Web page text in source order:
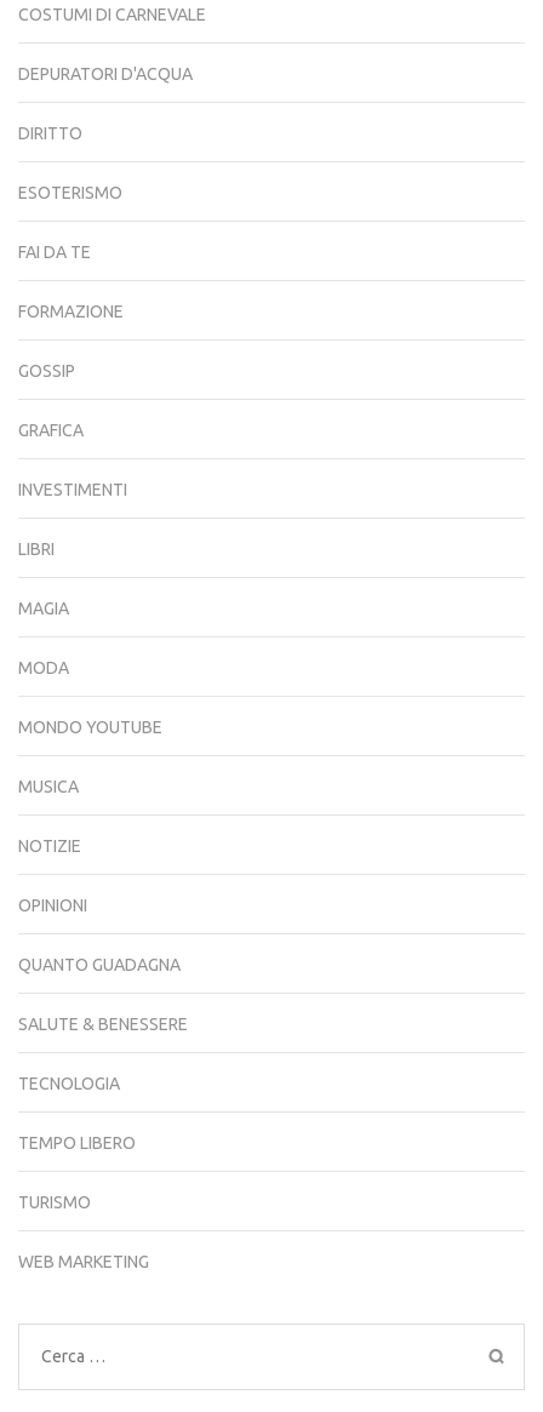
COSTUMI DI CARNEVALE
DEPURATORI D'ACQUA
DIRITTO
ESOTERISMO
FAI DA TE
FORMAZIONE
GOSSIP
GRAFICA
INVESTIMENTI
LIBRI
MAGIA
MODA
MONDO YOUTUBE
MUSICA
NOTIZIE
OPINIONI
QUANTO GUADAGNA
SALUTE & BENESSERE
TECNOLOGIA
TEMPO LIBERO
TURISMO
WEB MARKETING
Ricerca
per: